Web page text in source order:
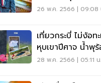
26 พ.ค. 2566 | 09:08
เที่ยวกระบี่ ไม่ง้อทะเล อัศจ
หุบเขาปีศาจ น้ำพุร้อนเค็ม หนึ่ง
เดียวในไทย
28 พ.ค. 2566 | 05:11 น.